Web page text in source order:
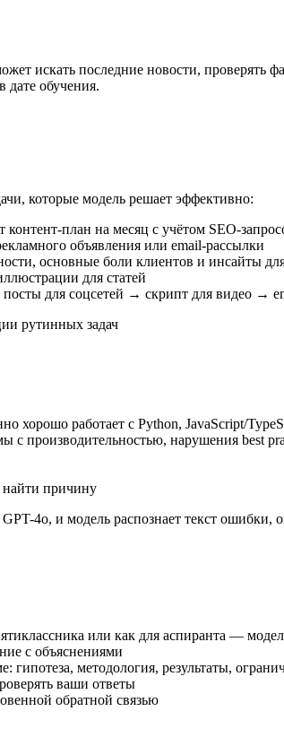
искать последние новости, проверять
дате обучения.
которые модель решает эффективно:
план на месяц с учётом SEO-
объявления или email-рассылки
основные боли клиентов и инсайты
для статей
для соцсетей → скрипт для видео →
рутинных задач
хорошо работает с Python, JavaScript/
с производительностью, нарушения best
причину
4o, и модель распознает текст
или как для аспиранта —
с объяснениями
гипотеза, методология, результаты,
ваши ответы
обратной связью